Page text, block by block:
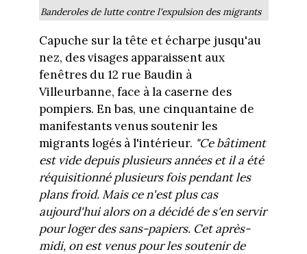
Banderoles de lutte contre l'expulsion des migrants
Capuche sur la tête et écharpe jusqu'au
nez, des visages apparaissent aux
fenêtres du 12 rue Baudin à
Villeurbanne, face à la caserne des
pompiers. En bas, une cinquantaine de
manifestants venus soutenir les
migrants logés à l'intérieur. "Ce bâtiment
est vide depuis plusieurs années et il a été
réquisitionné plusieurs fois pendant les
plans froid. Mais ce n'est plus cas
aujourd'hui alors on a décidé de s'en servir
pour loger des sans-papiers. Cet après-
midi, on est venus pour les soutenir de